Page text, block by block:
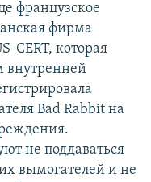
французское
фирма
CERT, которая
внутренней
Bad Rabbit на
не поддаваться
вымогателей и не